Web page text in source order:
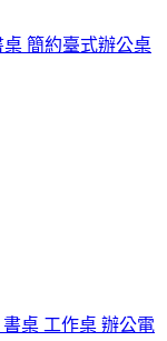
簡約臺式辦公桌
桌 工作桌 辦公電